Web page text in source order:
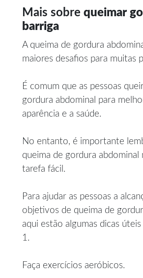
Mais sobre queimar
barriga
A queima de gordura
maiores desafios para muitas
É comum que as pessoas
gordura abdominal para
aparência e a saúde.
No entanto, é importante
queima de gordura abdominal
tarefa fácil.
Para ajudar as pessoas a
objetivos de queima de
aqui estão algumas dicas
1.
Faça exercícios aeróbicos.